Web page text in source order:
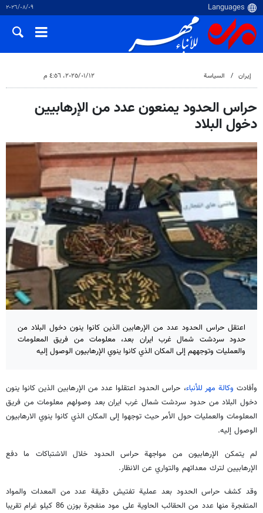
٠٩‏/٠٨‏/٢٠٢٦
إيران السياسة ١٢‏/٠١‏/٢٠٢٥، ٤:٥٦ م
حراس الحدود يمنعون عدد من الإرهابيين
دخول البلاد
اعتقل حراس الحدود عدد من الإرهابين الذين كانوا ينون دخول البلاد من
حدود سردشت شمال غرب ايران بعد، معلومات من فريق المعلومات
والعمليات وتوجههم إلى المكان الذي كانوا ينوي الإرهابيون الوصول إليه
وأفادت وكالة مهر للأنباء، حراس الحدود اعتقلوا عدد من الإرهابين الذين كانوا ينون
دخول البلاد من حدود سردشت شمال غرب ايران بعد وصولهم معلومات من فريق
المعلومات والعمليات حول الأمر حيث توجهوا إلى المكان الذي كانوا ينوي الارهابيون
الوصول إليه.
لم يتمكن الإرهابيون من مواجهة حراس الحدود خلال الاشتباكات ما دفع
الإرهابيين لترك معداتهم والتواري عن الانظار.
وقد كشف حراس الحدود بعد عملية تفتيش دقيقة عدد من المعدات والمواد
المتفجرة منها عدد من الحقائب الحاوية على مود منفجرة بوزن 86 كيلو غرام تقريبا